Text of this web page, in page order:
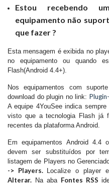
Estou recebendo
equipamento não
que fazer ?
Esta mensagem é exibida no
no equipamento ou quando
Flash(Android 4.4+).
Nos equipamentos com
download do plugin no link:
A equipe 4YouSee indica
visto que a tecnologia Flash já
recentes da plataforma Android.
Em equipamentos Android 4.4
devem ser substituídos por
listagem de Players no
-> Players. Localize o player
Alterar. Na aba Fontes RSS